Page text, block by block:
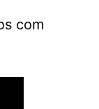
com